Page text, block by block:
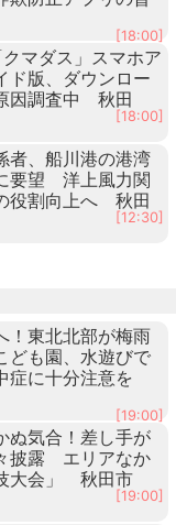
[18:00]
マダス」スマホア
版、ダウンロー
因調査中 秋田
[18:00]
者、船川港の港湾
要望 洋上風力関
役割向上へ 秋田
[12:30]
！東北北部が梅雨
も園、水遊びで
症に十分注意を
[19:00]
ぬ気合！差し手が
披露 エリアなか
大会」 秋田市
[19:00]